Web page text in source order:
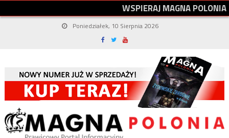
WSPIERAJMAGNAPOLONIA
Poniedziałek, 10 Sierpnia 2026